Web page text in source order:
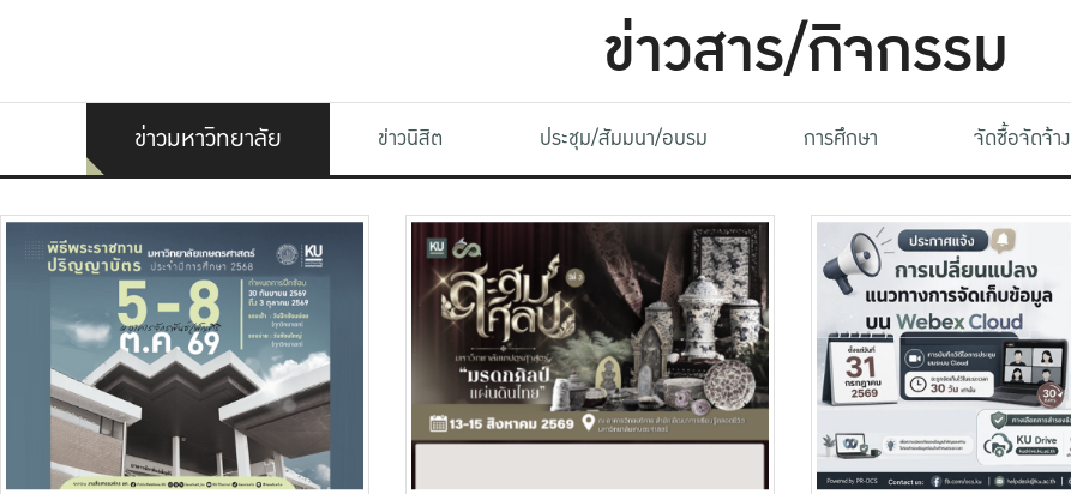
ข่าวสาร/กิจกรรม
ข่าวมหาวิทยาลัย ข่าวนิสิต ประชุม/สัมมนา/อบรม การศึกษา จัดซื้อจัดจ้าง